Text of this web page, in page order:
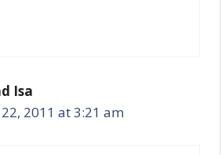
Isa
2011 at 3:21 am